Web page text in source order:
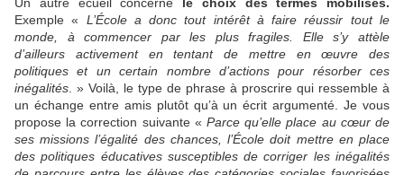
Exemple « L’École a donc tout intérêt à faire réussir tout le
monde, à commencer par les plus fragiles. Elle s’y attèle
d’ailleurs activement en tentant de mettre en œuvre des
politiques et un certain nombre d’actions pour résorber ces
inégalités . » Voilà, le type de phrase à proscrire qui ressemble à
un échange entre amis plutôt qu’à un écrit argumenté. Je vous
propose la correction suivante « Parce qu’elle place au cœur de
ses missions l’égalité des chances, l’École doit mettre en place
des politiques éducatives susceptibles de corriger les inégalités